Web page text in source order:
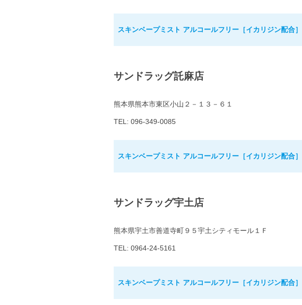
スキンベープミスト アルコールフリー［イカリジン配合
サンドラッグ託麻店
熊本県熊本市東区小山２－１３－６１
TEL: 096-349-0085
スキンベープミスト アルコールフリー［イカリジン配合
サンドラッグ宇土店
熊本県宇土市善道寺町９５宇土シティモール１Ｆ
TEL: 0964-24-5161
スキンベープミスト アルコールフリー［イカリジン配合